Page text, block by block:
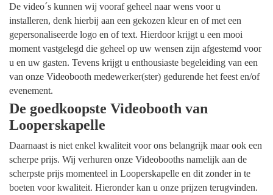
De video´s kunnen wij vooraf geheel naar wens voor u
installeren, denk hierbij aan een gekozen kleur en of met een
gepersonaliseerde logo en of text. Hierdoor krijgt u een mooi
moment vastgelegd die geheel op uw wensen zijn afgestemd voor
u en uw gasten. Tevens krijgt u enthousiaste begeleiding van een
van onze Videobooth medewerker(ster) gedurende het feest en/of
evenement.
De goedkoopste Videobooth van
Looperskapelle
Daarnaast is niet enkel kwaliteit voor ons belangrijk maar ook een
scherpe prijs. Wij verhuren onze Videobooths namelijk aan de
scherpste prijs momenteel in Looperskapelle en dit zonder in te
boeten voor kwaliteit. Hieronder kan u onze prijzen terugvinden.